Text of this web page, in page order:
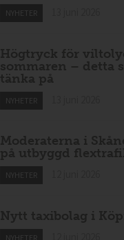
NYHETER
Högtryck för
sommaren – detta
tänka på
NYHETER
Moderaterna i
på utbyggd
NYHETER
Nytt taxibolag i
NYHETER